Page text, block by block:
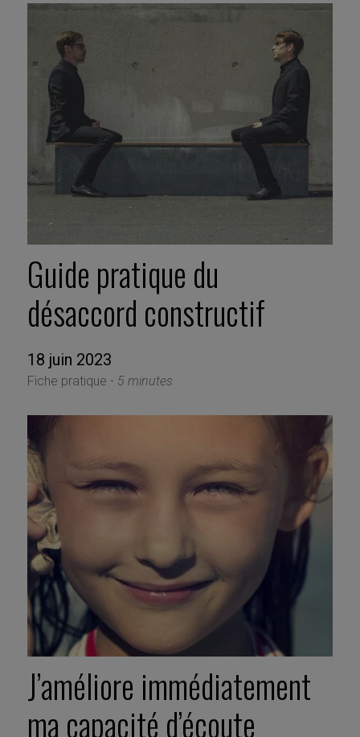
Guide pratique du
désaccord constructif
18 juin 2023
Fiche pratique - 5 minutes
J’améliore immédiatement
ma capacité d’écoute